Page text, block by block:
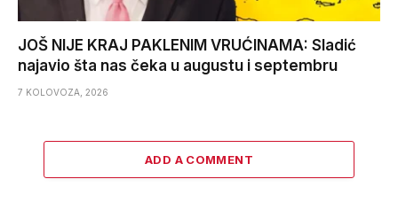
JOŠ NIJE KRAJ PAKLENIM VRUĆINAMA: Sladić
najavio šta nas čeka u augustu i septembru
7 KOLOVOZA, 2026
ADD A COMMENT